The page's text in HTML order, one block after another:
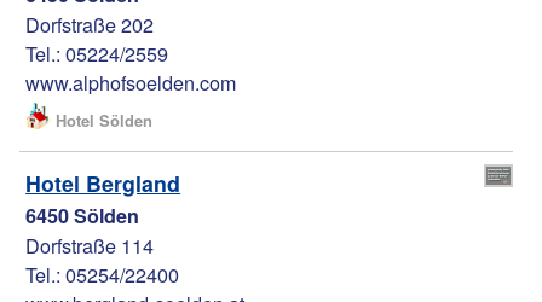
Dorfstraße 202
Tel.: 05224/2559
www.alphofsoelden.com
Hotel Sölden
Hotel Bergland
6450 Sölden
Dorfstraße 114
Tel.: 05254/22400